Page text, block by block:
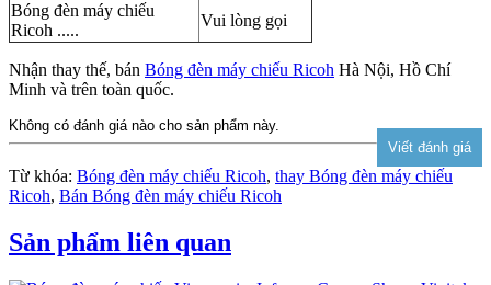
Bóng đèn máy chiếu
Ricoh .....
Vui lòng gọi
Nhận thay thế, bán Bóng đèn máy chiếu Ricoh Hà Nội, Hồ Chí
Minh và trên toàn quốc.
Không có đánh giá nào cho sản phẩm này.
Từ khóa: Bóng đèn máy chiếu Ricoh, thay Bóng đèn máy chiếu
Ricoh, Bán Bóng đèn máy chiếu Ricoh
Sản phẩm liên quan